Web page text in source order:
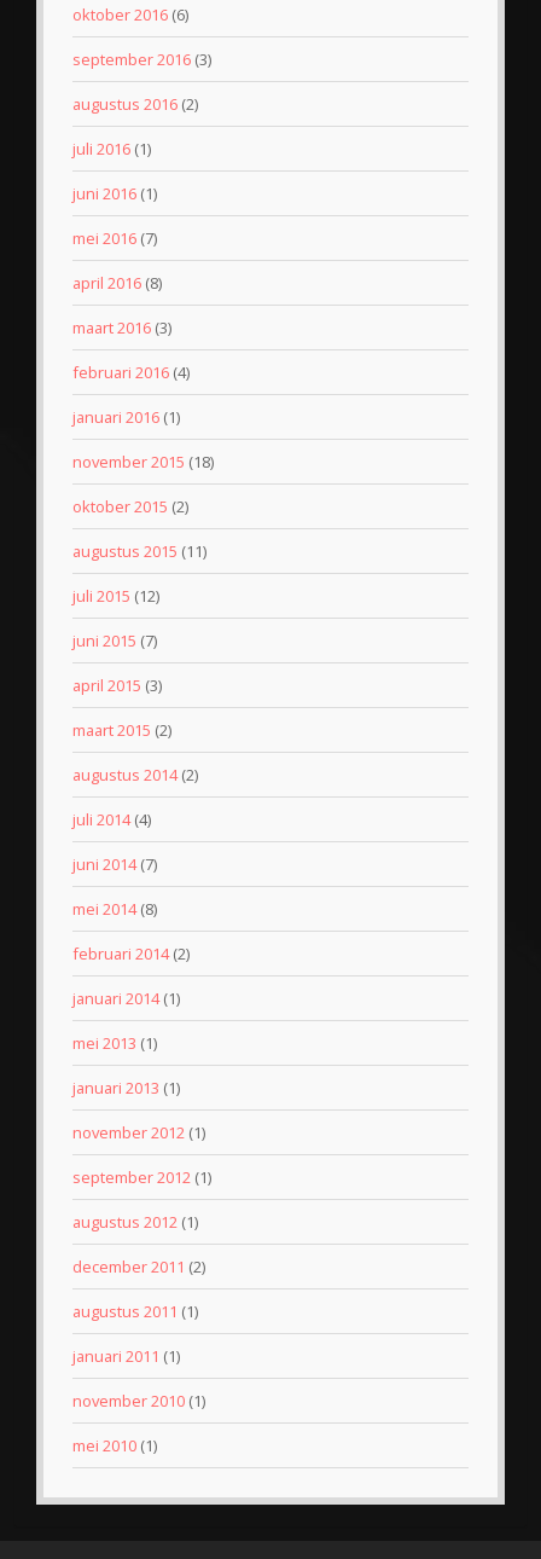
oktober 2016 (6)
september 2016 (3)
augustus 2016 (2)
juli 2016 (1)
juni 2016 (1)
mei 2016 (7)
april 2016 (8)
maart 2016 (3)
februari 2016 (4)
januari 2016 (1)
november 2015 (18)
oktober 2015 (2)
augustus 2015 (11)
juli 2015 (12)
juni 2015 (7)
april 2015 (3)
maart 2015 (2)
augustus 2014(2)
juli 2014(4)
juni 2014(7)
mei 2014(8)
februari 2014(2)
januari 2014(1)
mei 2013 (1)
januari 2013 (1)
november 2012 (1)
september 2012 (1)
augustus 2012 (1)
december 2011 (2)
augustus 2011 (1)
januari 2011 (1)
november 2010 (1)
mei 2010 (1)